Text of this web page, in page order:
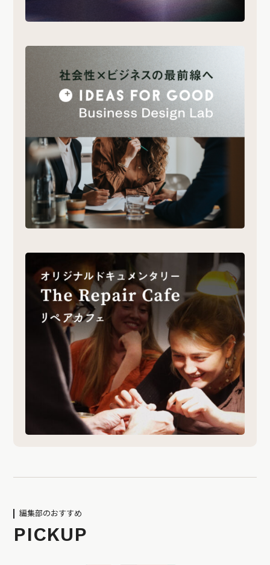
編集部のおすすめ
PICKUP